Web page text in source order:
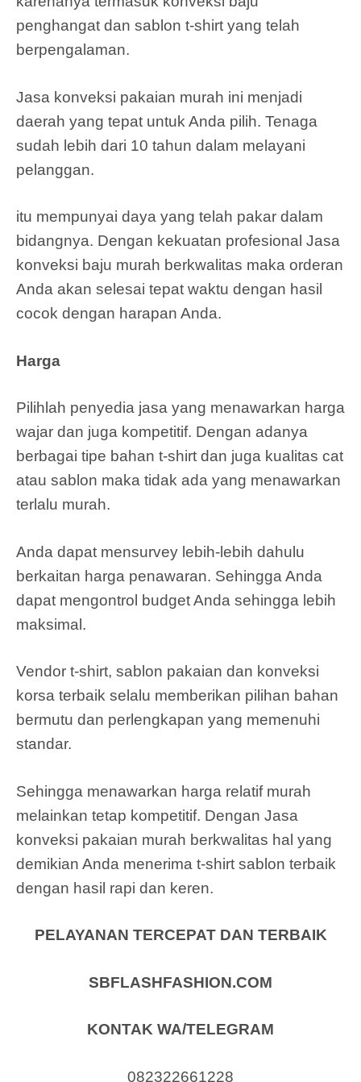
penghangat dan sablon t-shirt yang telah
berpengalaman.
Jasa konveksi pakaian murah ini menjadi
daerah yang tepat untuk Anda pilih. Tenaga
sudah lebih dari 10 tahun dalam melayani
pelanggan.
itu mempunyai daya yang telah pakar dalam
bidangnya. Dengan kekuatan profesional Jasa
konveksi baju murah berkwalitas maka orderan
Anda akan selesai tepat waktu dengan hasil
cocok dengan harapan Anda.
Harga
Pilihlah penyedia jasa yang menawarkan harga
wajar dan juga kompetitif. Dengan adanya
berbagai tipe bahan t-shirt dan juga kualitas cat
atau sablon maka tidak ada yang menawarkan
terlalu murah.
Anda dapat mensurvey lebih-lebih dahulu
berkaitan harga penawaran. Sehingga Anda
dapat mengontrol budget Anda sehingga lebih
maksimal.
Vendor t-shirt, sablon pakaian dan konveksi
korsa terbaik selalu memberikan pilihan bahan
bermutu dan perlengkapan yang memenuhi
standar.
Sehingga menawarkan harga relatif murah
melainkan tetap kompetitif. Dengan Jasa
konveksi pakaian murah berkwalitas hal yang
demikian Anda menerima t-shirt sablon terbaik
dengan hasil rapi dan keren.
PELAYANAN TERCEPAT DAN TERBAIK
SBFLASHFASHION.COM
KONTAK WA/TELEGRAM
082322661228